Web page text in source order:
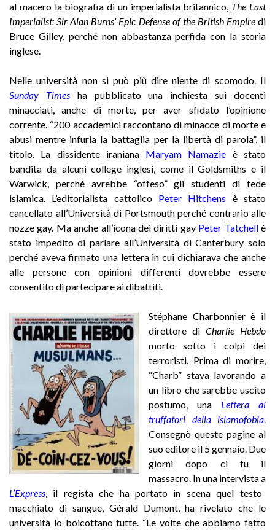
al macero la biografia di un imperialista britannico, The Last
Imperialist: Sir Alan Burns’ Epic Defense of the British Empire di
Bruce Gilley, perché non abbastanza perfida con la storia
inglese.
Nelle università non si può più dire niente di scomodo. Il
Sunday Times
ha pubblicato una inchiesta sui docenti
minacciati, anche di morte, per aver sfidato l’opinione
corrente. “200 accademici raccontano di minacce di morte e
abusi mentre infuria la battaglia per la libertà di parola”, il
titolo. La dissidente iraniana Maryam Namazie è stato
bandita da alcuni college inglesi, come il Goldsmiths e il
Warwick, perché avrebbe “offeso” gli studenti di fede
islamica. L’editorialista cattolico Peter Hitchens
è stato
cancellato all’Università di Portsmouth perché contrario alle
nozze gay. Ma anche all’icona dei diritti gay Peter Tatchell è
stato impedito di parlare all’Università di Canterbury solo
perché aveva firmato una lettera in cui dichiarava che anche
alle persone con opinioni differenti dovrebbe essere
consentito di partecipare ai dibattiti.
Stéphane Charbonnier è il
direttore di Charlie Hebdo
morto sotto i colpi dei
terroristi. Prima di morire,
“Charb” stava lavorando a
un libro che sarebbe uscito
postumo, una
Lettera ai
truffatori della islamofobia
Consegnò queste pagine al
suo editore il 5 gennaio. Due
giorni dopo ci fu il
massacro. In una intervista a
L’Express
il regista che ha portato in scena quel testo
macchiato di sangue, Gérald Dumont, ha rivelato che le
università lo boicottano tutte. “Le volte che abbiamo fatto